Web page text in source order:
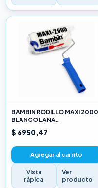
BAMBIN RODILLO MAXI 2000
BLANCO LANA
SELECCIONADA 10 CM
$ 6950,47
Agregar al carrito
Vista
rápida
Ver
producto